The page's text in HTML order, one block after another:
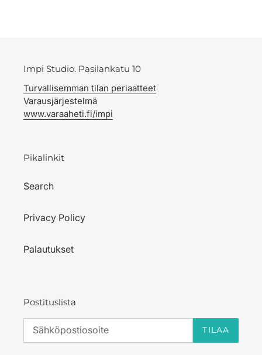
Impi Studio. Pasilankatu 10
Turvallisemman tilan periaatteet
Varausjärjestelmä
www.varaaheti.fi/impi
Pikalinkit
Search
Privacy Policy
Palautukset
Postituslista
TILAA